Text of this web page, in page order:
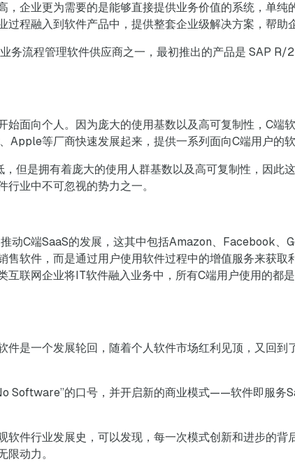
，企业更为需要的是能够直接提供业务价值的系统，单纯
过程融入到软件产品中，提供整套企业级解决方案，帮助
务流程管理软件供应商之一，最初推出的产品是 SAP R/
始面向个人。因为庞大的使用基数以及高可复制性，C端
等厂商快速发展起来，提供一系列面向C端用户的软
但是拥有着庞大的使用人群基数以及高可复制性，因此
业中不可忽视的势力之一。
动C端SaaS的发展，这其中包括Amazon、Facebook、
售软件，而是通过用户使用软件过程中的增值服务来获取
互联网企业将IT软件融入业务中，所有C端用户使用的都
件是一个发展轮回，随着个人软件市场红利见顶，又回到
Software”的口号，并开启新的商业模式——软件即服务
软件行业发展史，可以发现，每一次模式创新和进步的背
限动力。